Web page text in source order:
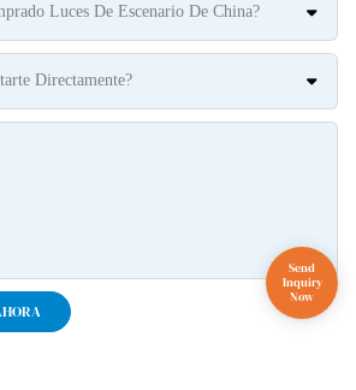
Luces De Escenario De China?
Directamente?